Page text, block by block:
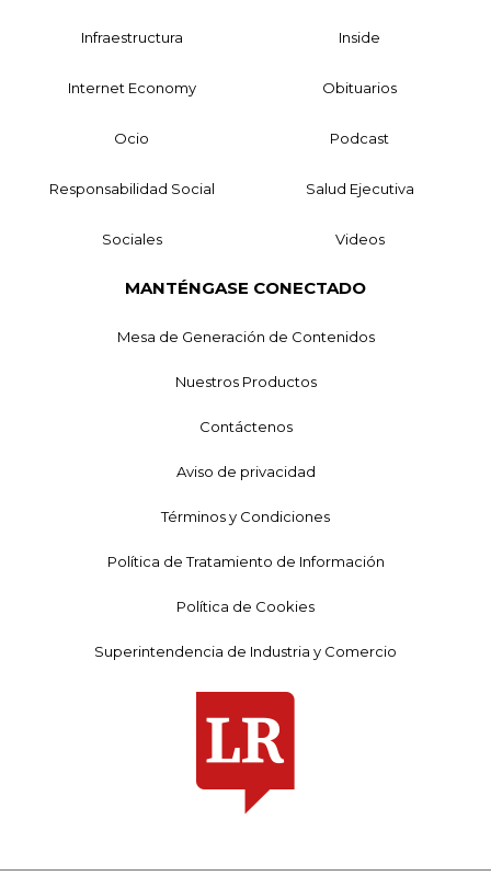
Infraestructura Inside
Internet Economy Obituarios
Ocio Podcast
Responsabilidad Social Salud Ejecutiva
Sociales Videos
MANTÉNGASE CONECTADO
Mesa de Generación de Contenidos
Nuestros Productos
Contáctenos
Aviso de privacidad
Términos y Condiciones
Política de Tratamiento de Información
Política de Cookies
Superintendencia de Industria y Comercio